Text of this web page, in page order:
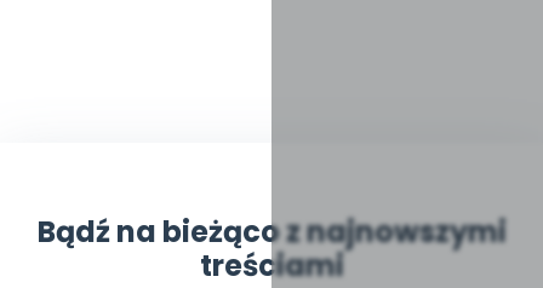
Bądź na bieżąco z najnowszymi
treściami